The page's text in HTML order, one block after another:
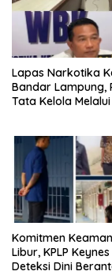
Lapas Narkotika
Bandar Lampung,
Tata Kelola
Komitmen
Libur, KPLP
Deteksi Dini